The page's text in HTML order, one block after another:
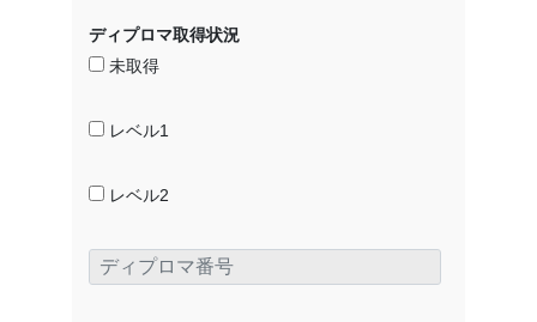
ディプロマ取得状況
未取得
レベル1
レベル2